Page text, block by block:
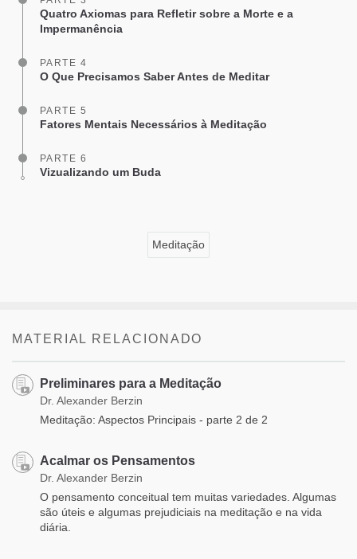
Quatro Axiomas para Refletir sobre a Morte e a
Impermanência
PARTE 4
O Que Precisamos Saber Antes de Meditar
PARTE 5
Fatores Mentais Necessários à Meditação
PARTE 6
Vizualizando um Buda
Meditação
MATERIAL RELACIONADO
Preliminares para a Meditação
Dr. Alexander Berzin
Meditação: Aspectos Principais - parte 2 de 2
Acalmar os Pensamentos
Dr. Alexander Berzin
O pensamento conceitual tem muitas variedades. Algumas
são úteis e algumas prejudiciais na meditação e na vida
diária.